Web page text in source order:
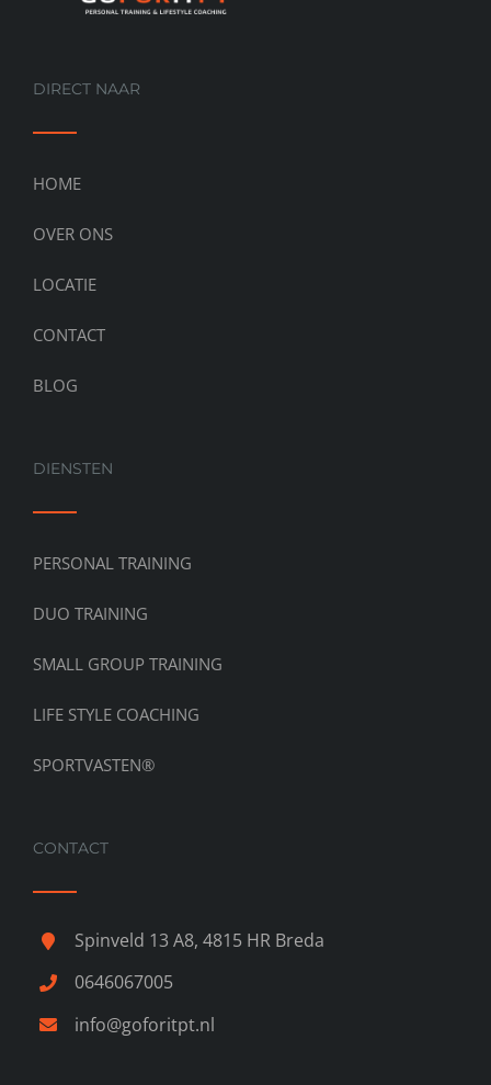
DIRECT NAAR
HOME
OVER ONS
LOCATIE
CONTACT
BLOG
DIENSTEN
PERSONAL TRAINING
DUO TRAINING
SMALL GROUP TRAINING
LIFE STYLE COACHING
SPORTVASTEN®
CONTACT
Spinveld 13 A8, 4815 HR Breda
0646067005
info@goforitpt.nl